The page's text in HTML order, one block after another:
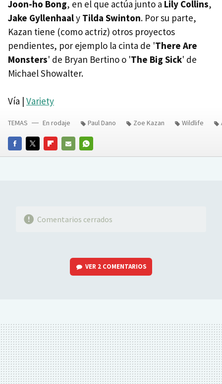
Joon-ho Bong, en el que actúa junto a Lily Collins,
Jake Gyllenhaaly Tilda Swinton. Por su parte,
Kazan tiene (como actriz) otros proyectos
pendientes, por ejemplo la cinta de 'There Are
Monsters' de Bryan Bertino o 'The Big Sick' de
Michael Showalter.
Vía | Variety
FACEBOOKTWITTERFLIPBOARD
E-
WHATSAPP
TEMAS En rodaje Paul Dano Zoe Kazan Wildlife
Comentarios cerrados
VER 2 COMENTARIOS